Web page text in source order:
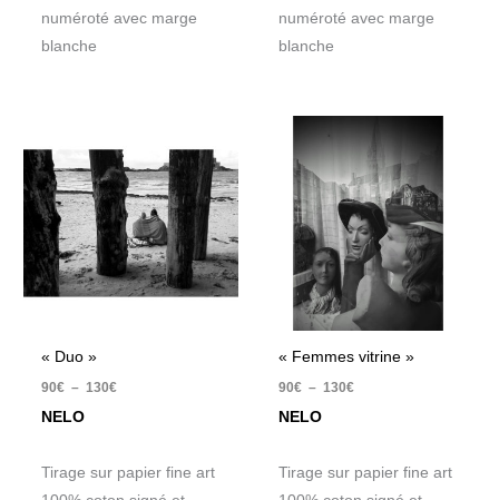
numéroté avec marge
blanche
numéroté avec marge
blanche
« Duo »
90€ – 130€
prix :
90€
à
130€
NELO
Tirage sur papier fine art
« Femmes vitrine »
90€ – 130€
de
prix :
90€
à
130€
NELO
Tirage sur papier fine art